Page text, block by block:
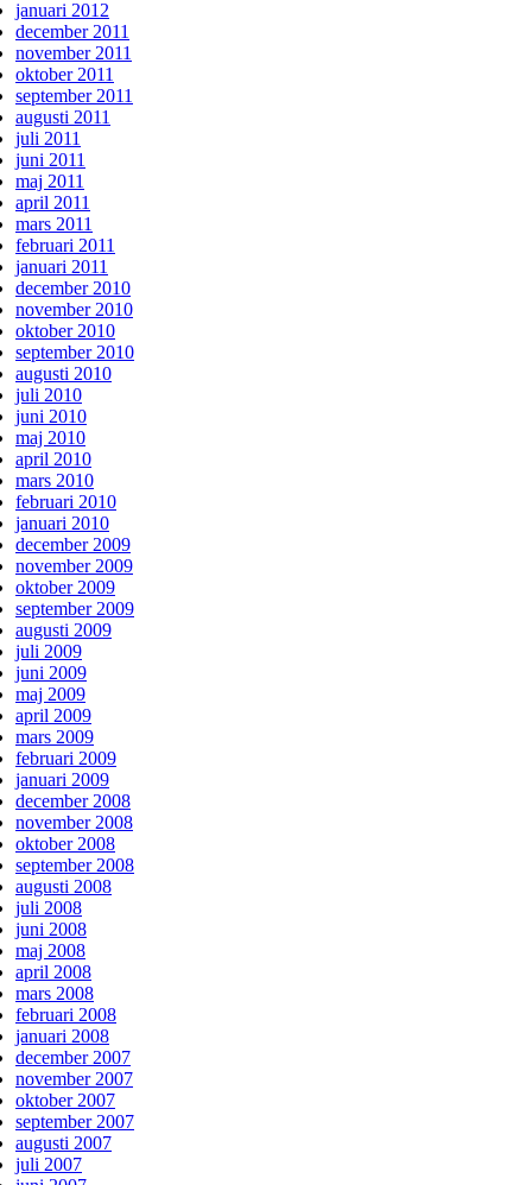
januari 2012
december 2011
november 2011
oktober 2011
september 2011
augusti 2011
juli 2011
juni 2011
maj 2011
april 2011
mars 2011
februari 2011
januari 2011
december 2010
november 2010
oktober 2010
september 2010
augusti 2010
juli 2010
juni 2010
maj 2010
april 2010
mars 2010
februari 2010
januari 2010
december 2009
november 2009
oktober 2009
september 2009
augusti 2009
juli 2009
juni 2009
maj 2009
april 2009
mars 2009
februari 2009
januari 2009
december 2008
november 2008
oktober 2008
september 2008
augusti 2008
juli 2008
juni 2008
maj 2008
april 2008
mars 2008
februari 2008
januari 2008
december 2007
november 2007
oktober 2007
september 2007
augusti 2007
juli 2007